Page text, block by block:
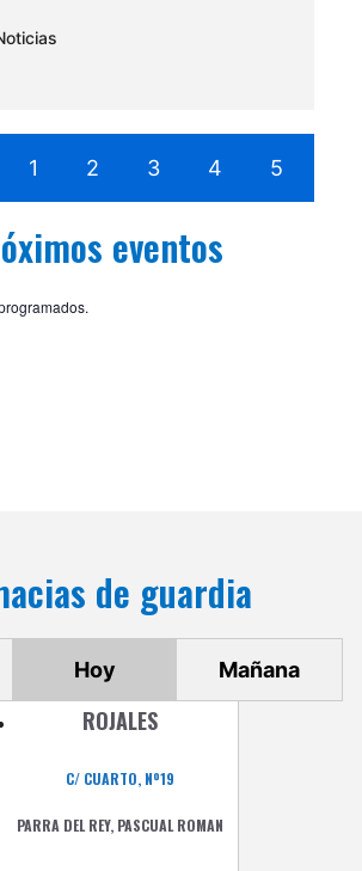
1 2 3 4 5
eventos
de guardia
Hoy Mañana
ROJALES
C/ CUARTO, Nº19
PARRA DEL REY, PASCUAL ROMAN